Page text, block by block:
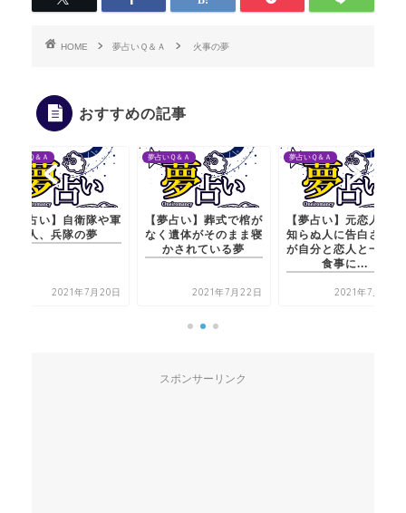
HOME 夢占いＱ＆Ａ 火事の夢
おすすめの記事
夢占いＱ＆Ａ
【夢占い】自衛隊や軍
人、兵隊の夢
2021年7月20日
夢占いＱ＆Ａ
【夢占い】葬式で棺が
なく遺体がそのまま寝
かされている夢
2021年7月22日
夢占いＱ＆Ａ
【夢占い】元恋人が見
知らぬ人に告白される
が自分と恋人と一緒に
食事に...
2021年7月20日
スポンサーリンク